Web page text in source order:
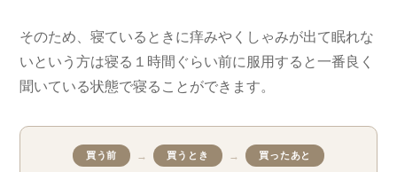
そのため、寝ているときに痒みやくしゃみが出て眠れな
いという方は寝る１時間ぐらい前に服用すると一番良く
聞いている状態で寝ることができます。
買う前 → 買うとき → 買ったあと